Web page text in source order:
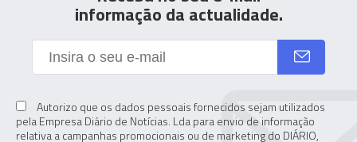
informação da actualidade.
Autorizo que os dados pessoais fornecidos sejam utilizados
pela Empresa Diário de Notícias. Lda para envio de informação
relativa a campanhas promocionais ou de marketing do DIÁRIO,